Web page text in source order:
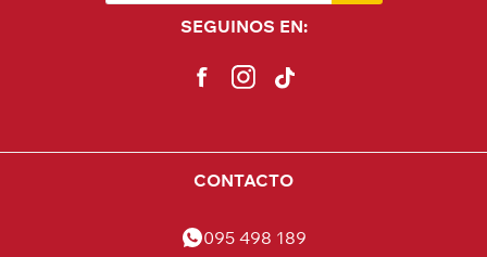
SEGUINOS EN:
CONTACTO
095 498 189